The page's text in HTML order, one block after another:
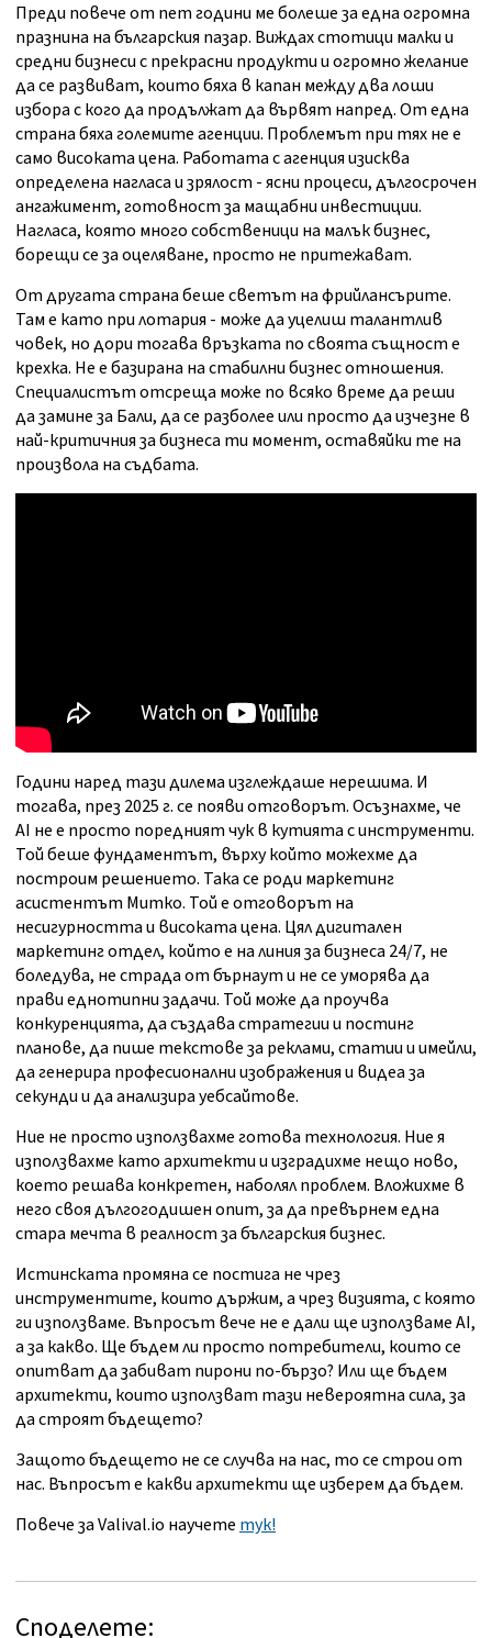
Преди повече от пет години ме болеше за една огромна
празнина на българския пазар. Виждах стотици малки и
средни бизнеси с прекрасни продукти и огромно желание
да се развиват, които бяха в капан между два лоши
избора с кого да продължат да вървят напред. От една
страна бяха големите агенции. Проблемът при тях не е
само високата цена. Работата с агенция изисква
определена нагласа и зрялост - ясни процеси, дългосрочен
ангажимент, готовност за мащабни инвестиции.
Нагласа, която много собственици на малък бизнес,
борещи се за оцеляване, просто не притежават.
От другата страна беше светът на фрийлансърите.
Там е като при лотария - може да уцелиш талантлив
човек, но дори тогава връзката по своята същност е
крехка. Не е базирана на стабилни бизнес отношения.
Специалистът отсреща може по всяко време да реши
да замине за Бали, да се разболее или просто да изчезне в
най-критичния за бизнеса ти момент, оставяйки те на
произвола на съдбата.
Години наред тази дилема изглеждаше нерешима. И
тогава, през 2025 г. се появи отговорът. Осъзнахме, че
AI не е просто поредният чук в кутията с инструменти.
Той беше фундаментът, върху който можехме да
построим решението. Така се роди маркетинг
асистентът Митко. Той е отговорът на
несигурността и високата цена. Цял дигитален
маркетинг отдел, който е на линия за бизнеса 24/7, не
боледува, не страда от бърнаут и не се уморява да
прави еднотипни задачи. Той може да проучва
конкуренцията, да създава стратегии и постинг
планове, да пише текстове за реклами, статии и имейли,
да генерира професионални изображения и видеа за
секунди и да анализира уебсайтове.
Ние не просто използвахме готова технология. Ние я
използвахме като архитекти и изградихме нещо ново,
което решава конкретен, наболял проблем. Вложихме в
него своя дългогодишен опит, за да превърнем една
стара мечта в реалност за българския бизнес.
Истинската промяна се постига не чрез
инструментите, които държим, а чрез визията, с която
ги използваме. Въпросът вече не е дали ще използваме AI,
а за какво. Ще бъдем ли просто потребители, които се
опитват да забиват пирони по-бързо? Или ще бъдем
архитекти, които използват тази невероятна сила, за
да строят бъдещето?
Защото бъдещето не се случва на нас, то се строи от
нас. Въпросът е какви архитекти ще изберем да бъдем.
Повече за Valival.io научете тук!
Споделете: